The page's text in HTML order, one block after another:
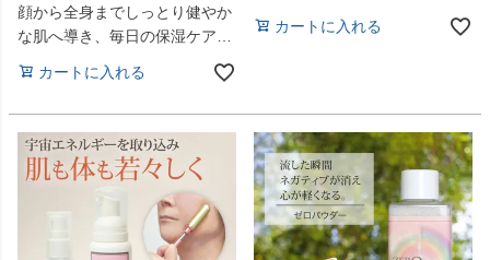
顔から全身までしっとり健やか
な肌へ導き、毎日の保湿ケアを
支えます。敏感肌や年齢肌のう
るおい不足にもおすすめです。
カートに入れる
素材で、家族みんなの口元習慣
に。
カートに入れる